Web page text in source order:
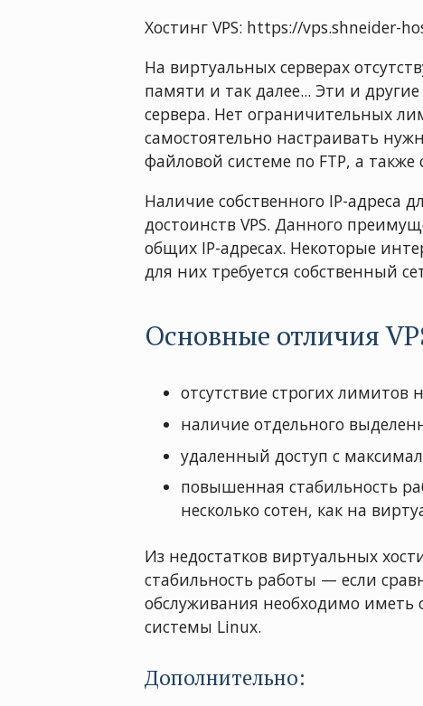
Хостинг VPS: https://vps.shneider-
На виртуальных серверах
памяти и так далее... Эти и
сервера. Нет ограничительных
самостоятельно настраивать
файловой системе по FTP, а
Наличие собственного IP-адреса
достоинств VPS. Данного
общих IP-адресах. Некоторые
для них требуется собственный
Основные отличия
отсутствие строгих
наличие отдельного
удаленный доступ с
повышенная стабильность
несколько сотен, как на
Из недостатков виртуальных
стабильность работы — если
обслуживания необходимо иметь
системы Linux.
Дополнительно: